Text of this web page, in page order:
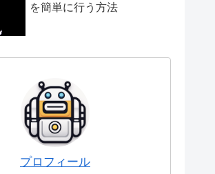
を簡単に行う方法
プロフィール